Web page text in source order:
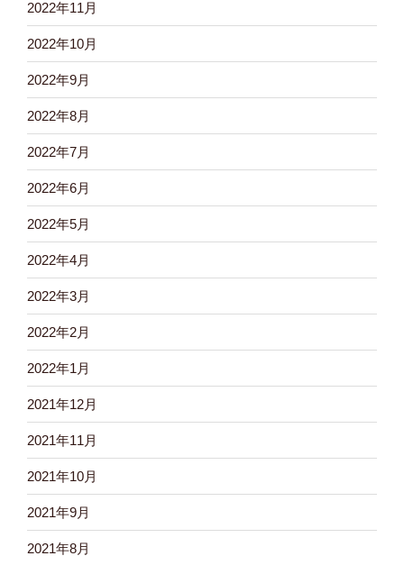
2022年11月
2022年10月
2022年9月
2022年8月
2022年7月
2022年6月
2022年5月
2022年4月
2022年3月
2022年2月
2022年1月
2021年12月
2021年11月
2021年10月
2021年9月
2021年8月